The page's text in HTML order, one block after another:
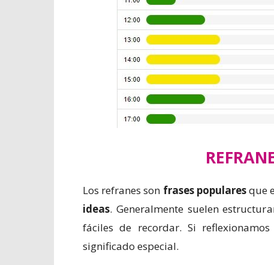
Los refranes son frases popularesque
ideas. Generalmente suelen
fáciles de recordar. Si
significado especial.